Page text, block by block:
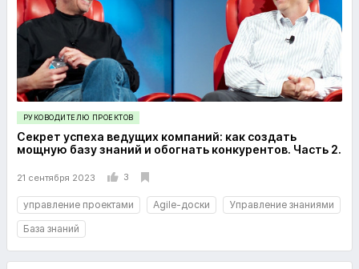
РУКОВОДИТЕЛЮ ПРОЕКТОВ
Секрет успеха ведущих компаний: как создать
мощную базу знаний и обогнать конкурентов. Часть 2.
21 сентября 2023 3
управление проектами Agile-доски
Управление знаниями
База знаний